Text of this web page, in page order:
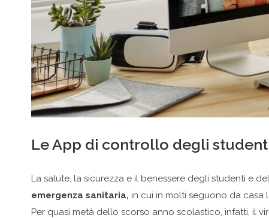
Le App di controllo degli
La salute, la sicurezza e il benessere degli studenti e
emergenza sanitaria, in cui in molti seguono da casa
Per quasi metà dello scorso anno scolastico, infatti, il